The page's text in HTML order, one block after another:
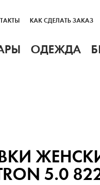
КАК СДЕЛАТЬ ЗАКАЗ
ОДЕЖДА
5.0